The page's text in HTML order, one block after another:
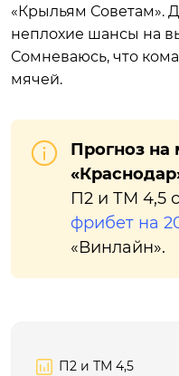
«Крыльям Советам».
неплохие шансы на
Сомневаюсь, что
мячей.
Прогноз на
П2 и ТМ 4,5
фрибет на
«Винлайн».
П2 и ТМ 4,5